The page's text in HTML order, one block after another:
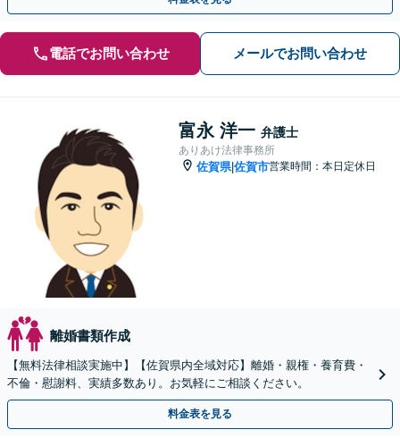
電話でお問い合わせ メールでお問い合わせ
富永 洋一 弁護士
ありあけ法律事務所
佐賀県|佐賀市営業時間：本日定休日
離婚書類作成
【無料法律相談実施中】【佐賀県内全域対応】離婚・親権・養育費・
不倫・慰謝料、実績多数あり。お気軽にご相談ください。
料金表を見る